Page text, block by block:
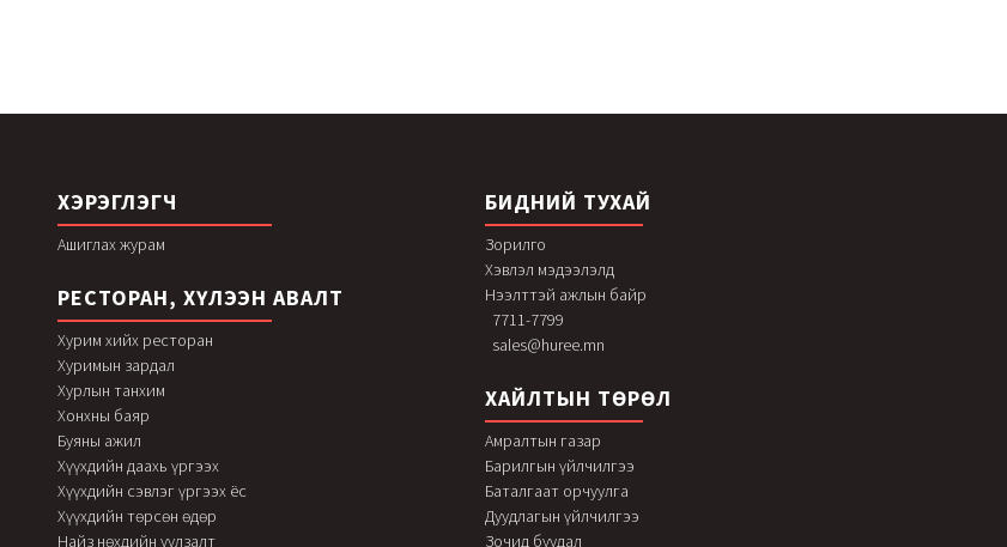
ХЭРЭГЛЭГЧ
Ашиглах журам
РЕСТОРАН, ХҮЛЭЭН АВАЛТ
Хурим хийх ресторан
Хуримын зардал
Хурлын танхим
Хонхны баяр
Буяны ажил
Хүүхдийн даахь үргээх
Хүүхдийн сэвлэг үргээх ёс
Хүүхдийн төрсөн өдөр
Найз нөхдийн уулзалт
БИДНИЙ ТУХАЙ
Зорилго
Хэвлэл мэдээлэлд
Нээлттэй ажлын байр
7711-7799
sales@huree.mn
ХАЙЛТЫН ТӨРӨЛ
Амралтын газар
Барилгын үйлчилгээ
Баталгаат орчуулга
Дуудлагын үйлчилгээ
Зочид буудал